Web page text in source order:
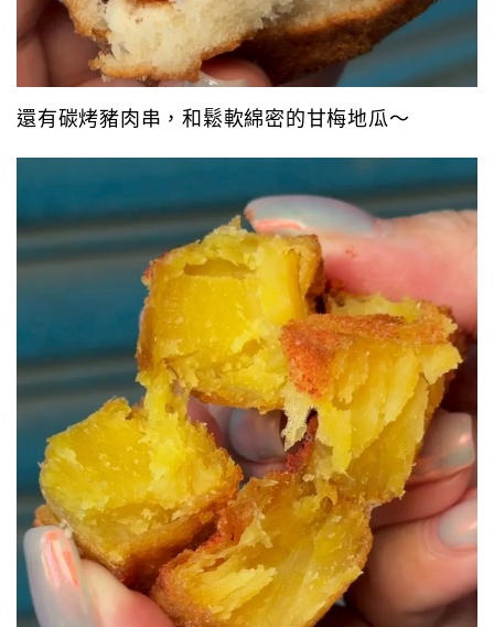
還有碳烤豬肉串，和鬆軟綿密的甘梅地瓜～